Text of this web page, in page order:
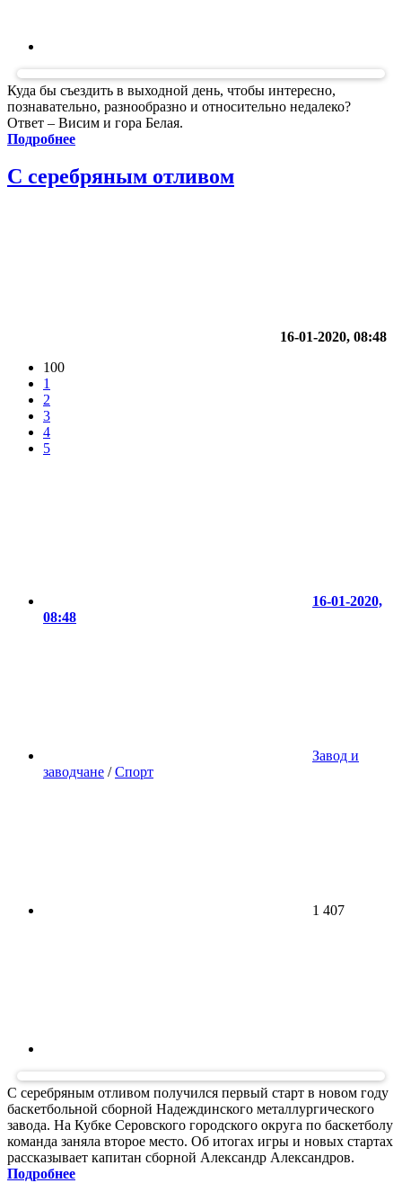
Куда бы съездить в выходной день, чтобы интересно,
познавательно, разнообразно и относительно недалеко?
Ответ – Висим и гора Белая.
Подробнее
С серебряным отливом
16-01-2020, 08:48
100
1
2
3
4
5
16-01-2020,
08:48
Завод и
заводчане /Спорт
1 407
С серебряным отливом получился первый старт в новом году
баскетбольной сборной Надеждинского металлургического
завода. На Кубке Серовского городского округа по баскетболу
команда заняла второе место. Об итогах игры и новых стартах
рассказывает капитан сборной Александр Александров.
Подробнее